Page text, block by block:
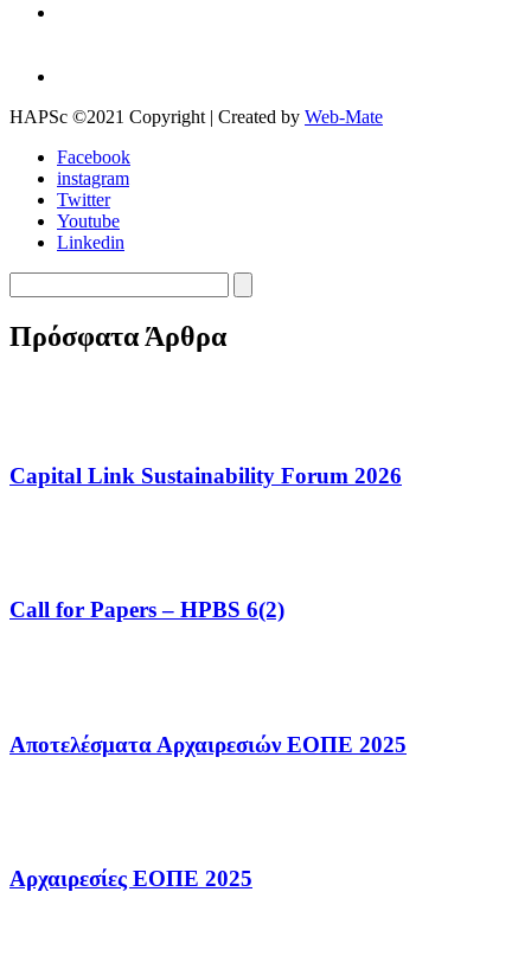
HAPSc ©2021 Copyright | Created by Web-Mate
Facebook
instagram
Twitter
Youtube
Linkedin
Πρόσφατα Άρθρα
Capital Link Sustainability Forum 2026
Call for Papers – HPBS 6(2)
Αποτελέσματα Αρχαιρεσιών ΕΟΠΕ 2025
Αρχαιρεσίες ΕΟΠΕ 2025